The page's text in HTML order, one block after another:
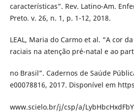
características”. Rev. Latino-Am.
Preto. v. 26, n. 1, p. 1-12, 2018.
LEAL, Maria do Carmo et al. “A cor
raciais na atenção pré-natal e ao
no Brasil”. Cadernos de Saúde
e00078816, 2017. Disponível em
www.scielo.br/j/csp/a/